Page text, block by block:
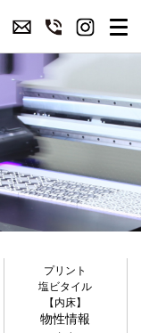
プリント
塩ビタイル
【内床】
物性情報